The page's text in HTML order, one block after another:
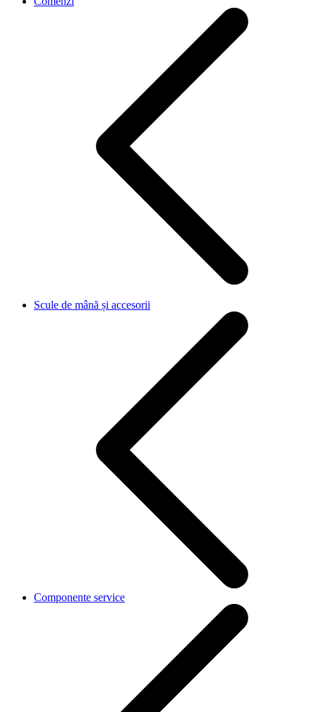
Scule de mână și accesorii
Componente service